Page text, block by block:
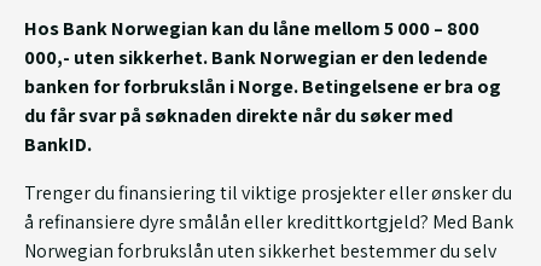
HosBank Norwegian kan du låne mellom 5 000 – 800
000,- uten sikkerhet. Bank Norwegian er den ledende
banken for forbrukslån i Norge. Betingelsene er bra og
du får svar på søknaden direkte når du søker med
BankID.
Trenger du finansiering til viktige prosjekter eller ønsker du
å refinansiere dyre smålån eller kredittkortgjeld? Med Bank
Norwegian forbrukslån uten sikkerhet bestemmer du selv